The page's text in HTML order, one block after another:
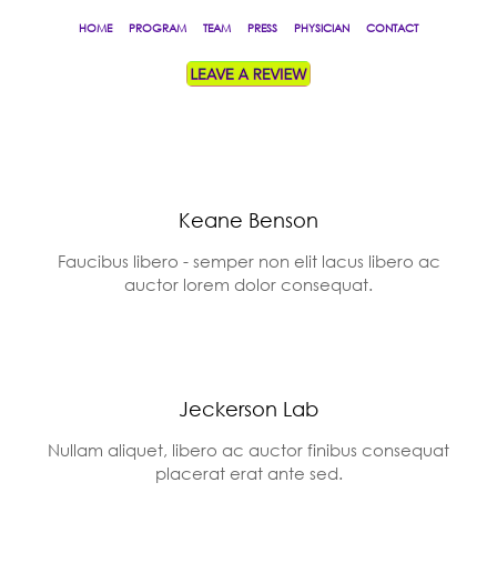
HOME PROGRAM TEAM PRESS PHYSICIAN CONTACT
Keane Benson
Faucibus libero - semper non elit lacus libero ac
auctor lorem dolor consequat.
Jeckerson Lab
Nullam aliquet, libero ac auctor finibus consequat
placerat erat ante sed.